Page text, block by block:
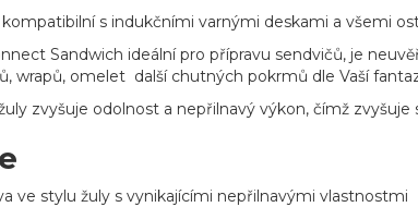
s indukčními varnými deskami a všemi
Sandwich ideální pro přípravu sendvičů, je
wrapů, omelet další chutných pokrmů dle Vaší
zvyšuje odolnost a nepřilnavý výkon, čímž
ve stylu žuly s vynikajícími nepřilnavými vlastnostmi